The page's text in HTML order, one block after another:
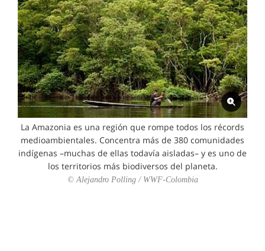
La Amazonia es una región que rompe todos los récords
medioambientales. Concentra más de 380 comunidades
indígenas –muchas de ellas todavía aisladas– y es uno de
los territorios más biodiversos del planeta.
© Alejandro Polling / WWF-Colombia